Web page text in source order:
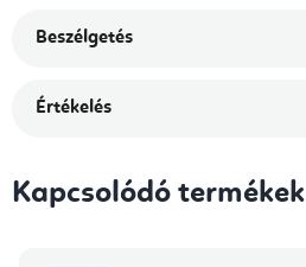
Beszélgetés
Értékelés
Kapcsolódó termékek